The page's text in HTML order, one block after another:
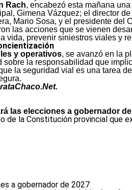
Rach, encabezó esta mañana
Gimena Vázquez; el director
Mario Sosa, y el presidente del
las acciones que se vienen
vida, prevenir siniestros viales y
y operativos, se avanzó en la
la responsabilidad que
la seguridad vial es una tarea
las elecciones a gobernador de
de la Constitución provincial que